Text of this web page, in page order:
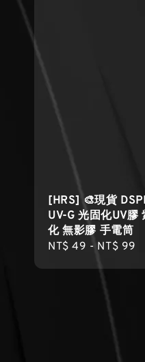
[HRS] 🎨現貨
UV-G 光固化UV膠
化 無影膠 手電筒
Regular
NT$ 49 - NT$ 99